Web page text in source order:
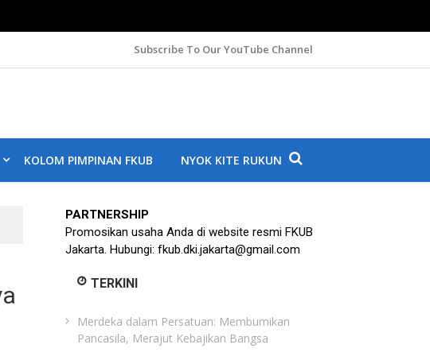
Subscribe To Our YouTube Channel
KOLOM PIMPINAN FKUB NYOK KITE RUKUN
PARTNERSHIP
Promosikan usaha Anda di website resmi FKUB
Jakarta. Hubungi: fkub.dki.jakarta@gmail.com
TERKINI
Merdeka dalam Persatuan: Membumikan
Pancasila, Merajut Kebajikan Bangsa